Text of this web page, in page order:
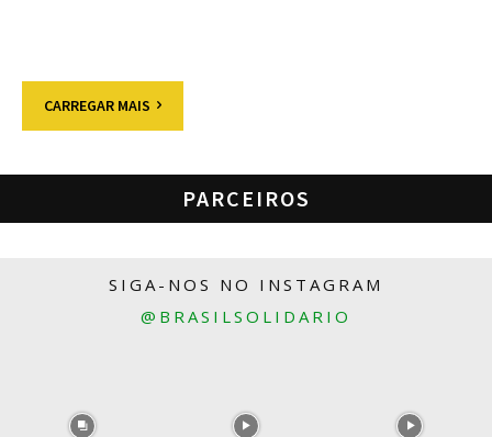
CARREGAR MAIS
PARCEIROS
SIGA-NOS NO INSTAGRAM
@BRASILSOLIDARIO